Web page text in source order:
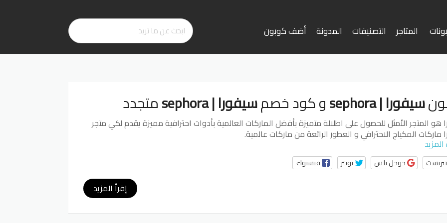
المتاجر التصنيفات المدونة أضف كوبون
إقرأ المزيد
سيفورا | sephora و كود خصمسيفورا | sephora متجدد
هو المتجر الأمثل للحصول على اطلالة متميزة بأفضل الماركات العالمية بأدوات احترافية مميزة يقدم لكي متجر
ماركات المكياج الاحترافي و العطور الرائعة من ماركات عالمية.
فيسبوك تويتر جوجل بلس